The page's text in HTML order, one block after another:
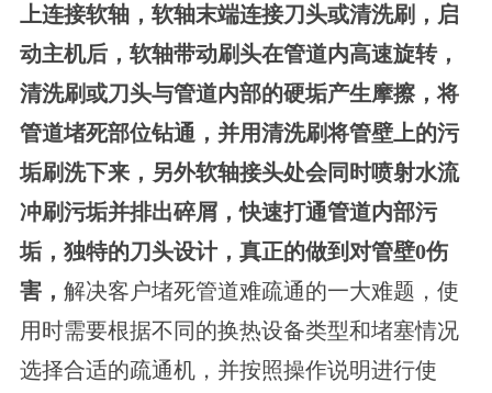
上连接软轴，软轴末端连接刀头或清洗刷，启
动主机后，软轴带动刷头在管道内高速旋转，
清洗刷或刀头与管道内部的硬垢产生摩擦，将
管道堵死部位钻通，并用清洗刷将管壁上的污
垢刷洗下来，另外软轴接头处会同时喷射水流
冲刷污垢并排出碎屑，快速打通管道内部污
垢，独特的刀头设计，真正的做到对管壁0伤
害， 解决客户堵死管道难疏通的一大难题，使
用时需要根据不同的换热设备类型和堵塞情况
选择合适的疏通机，并按照操作说明进行使